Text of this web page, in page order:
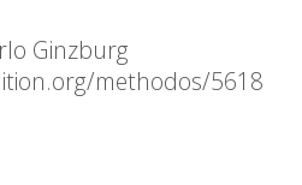
Ginzburg
methodos/5618